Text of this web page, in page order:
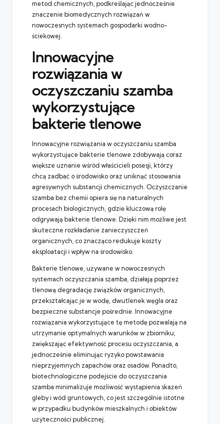
metod chemicznych, podkreślając jednocześnie
znaczenie biomedycznych rozwiązań w
nowoczesnych systemach gospodarki wodno-
ściekowej.
Innowacyjne
rozwiązania w
oczyszczaniu szamba
wykorzystujące
bakterie tlenowe
Innowacyjne rozwiązania w oczyszczaniu szamba
wykorzystujące bakterie tlenowe zdobywają coraz
większe uznanie wśród właścicieli posesji, którzy
chcą zadbać o środowisko oraz uniknąć stosowania
agresywnych substancji chemicznych. Oczyszczanie
szamba bez chemii opiera się na naturalnych
procesach biologicznych, gdzie kluczową rolę
odgrywają bakterie tlenowe. Dzięki nim możliwe jest
skuteczne rozkładanie zanieczyszczeń
organicznych, co znacząco redukuje koszty
eksploatacji i wpływ na środowisko.
Bakterie tlenowe, używane w nowoczesnych
systemach oczyszczania szamba, działają poprzez
tlenową degradację związków organicznych,
przekształcając je w wodę, dwutlenek węgla oraz
bezpieczne substancje pośrednie. Innowacyjne
rozwiązania wykorzystujące tę metodę pozwalają na
utrzymanie optymalnych warunków w zbiorniku,
zwiększając efektywność procesu oczyszczania, a
jednocześnie eliminując ryzyko powstawania
nieprzyjemnych zapachów oraz osadów. Ponadto,
biotechnologiczne podejście do oczyszczania
szamba minimalizuje możliwość wystąpienia skażeń
gleby i wód gruntowych, co jest szczególnie istotne
w przypadku budynków mieszkalnych i obiektów
użyteczności publicznej.